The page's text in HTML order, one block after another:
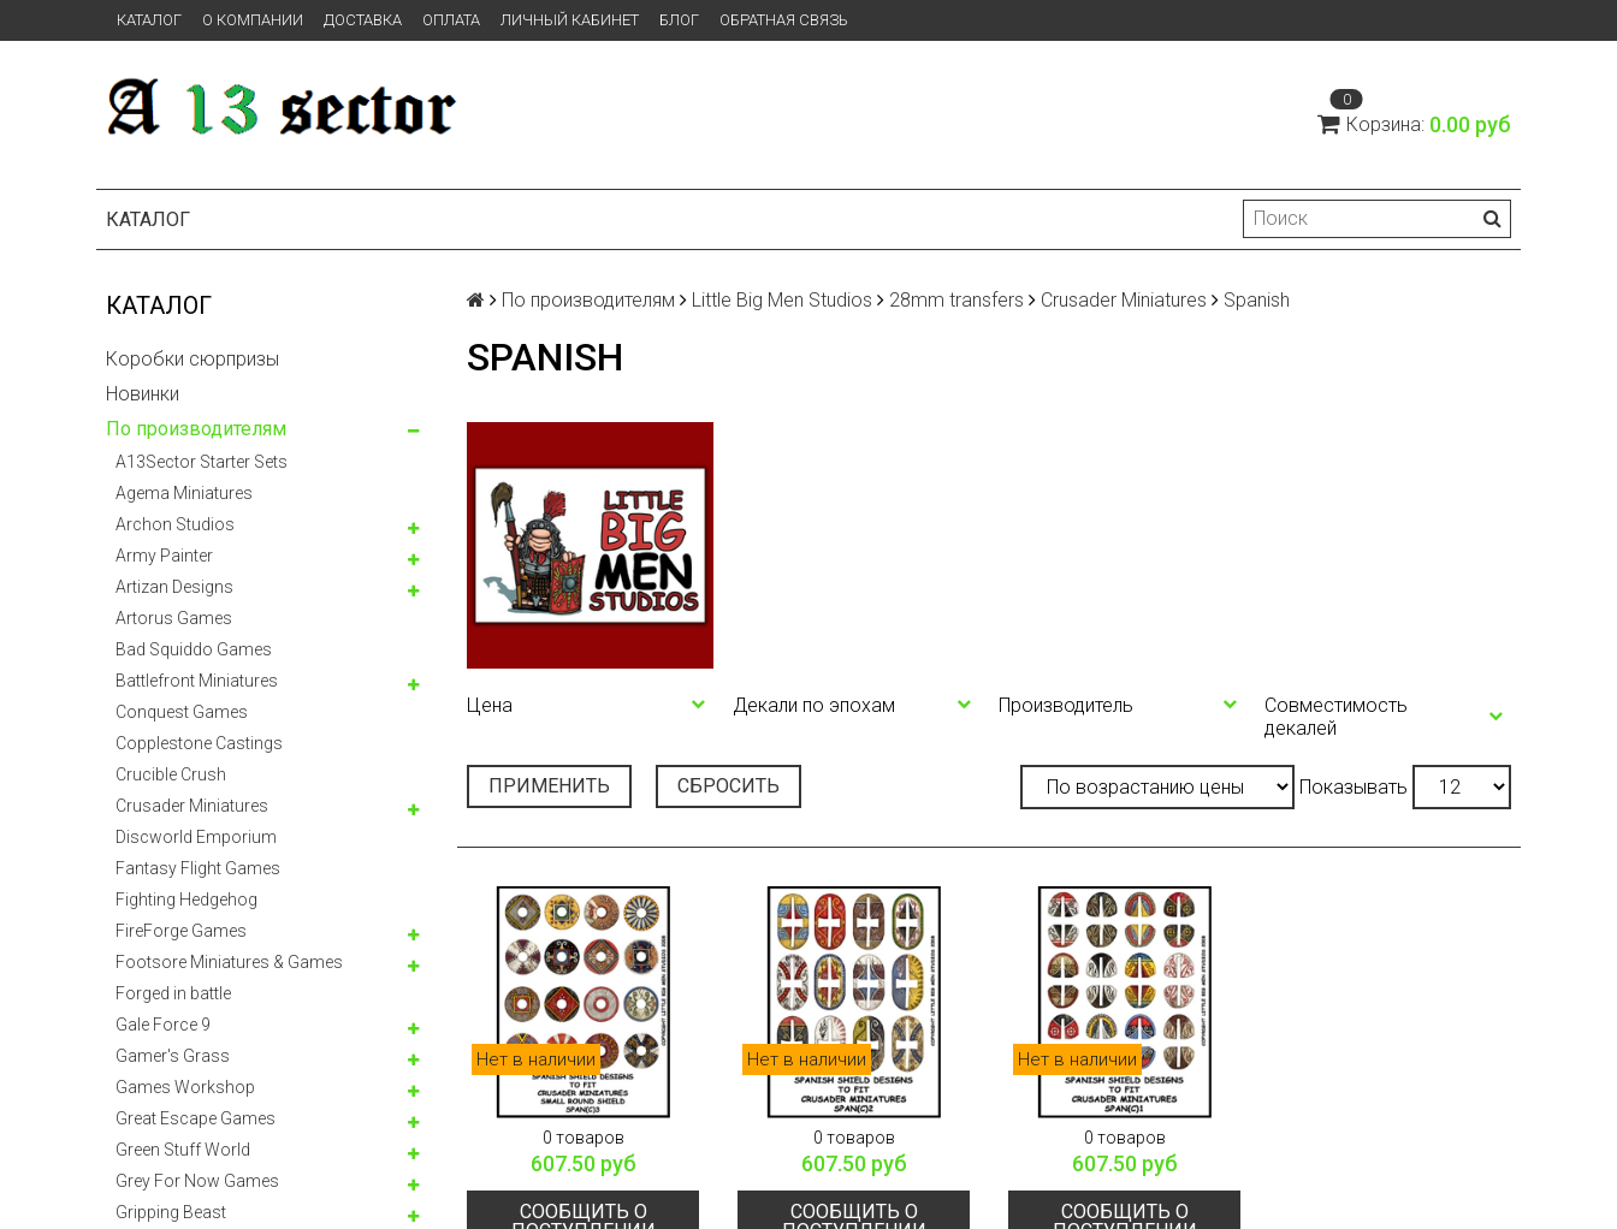
КАТАЛОГ О КОМПАНИИ ДОСТАВКА ОПЛАТА ЛИЧНЫЙ КАБИНЕТ БЛОГ ОБРАТНАЯ СВЯЗЬ
0
Корзина: 0.00 руб
КАТАЛОГ
КАТАЛОГ
Коробки сюрпризы
Новинки
По производителям
A13Sector Starter Sets
Agema Miniatures
Archon Studios
Army Painter
Artizan Designs
Artorus Games
Bad Squiddo Games
Battlefront Miniatures
Conquest Games
Copplestone Castings
Crucible Crush
Crusader Miniatures
Discworld Emporium
Fantasy Flight Games
Fighting Hedgehog
FireForge Games
Footsore Miniatures & Games
Forged in battle
Gale Force 9
Gamer's Grass
Games Workshop
Great Escape Games
Green Stuff World
Grey For Now Games
Gripping Beast
По производителям Little Big Men Studios 28mm transfers Crusader Miniatures Spanish
SPANISH
Цена Декали по эпохам Производитель
Совместимость
декалей
ПРИМЕНИТЬ СБРОСИТЬ Показывать
Нет в наличии
0 товаров
607.50 руб
СООБЩИТЬ О
Нет в наличии
0 товаров
607.50 руб
СООБЩИТЬ О
Нет в наличии
0 товаров
607.50 руб
СООБЩИТЬ О